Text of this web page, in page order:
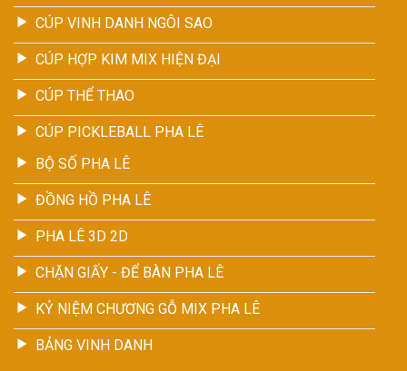
CÚP VINH DANH NGÔI SAO
CÚP HỢP KIM MIX HIỆN ĐẠI
CÚP THỂ THAO
CÚP PICKLEBALL PHA LÊ
BỘ SỐ PHA LÊ
ĐỒNG HỒ PHA LÊ
PHA LÊ 3D 2D
CHẶN GIẤY - ĐỂ BÀN PHA LÊ
KỶ NIỆM CHƯƠNG GỖ MIX PHA LÊ
BẢNG VINH DANH